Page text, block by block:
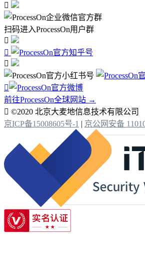

扫码进入ProcessOn用户群




前往ProcessOn全球网站 →
 ©2020 北京大麦地信息技术有限公司
京ICP备15008605号-1 | 京公网安备